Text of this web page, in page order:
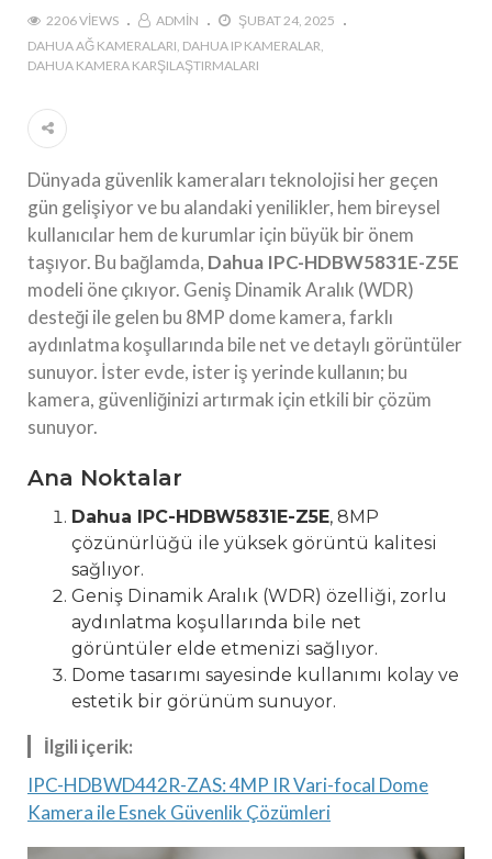
2206 VIEWS ADMIN
ŞUBAT 24, 2025
DAHUA AĞ KAMERALARI DAHUA IP KAMERALAR
DAHUA KAMERA KARŞILAŞTIRMALARI
Dünyada güvenlik kameraları teknolojisi her geçen
gün gelişiyor ve bu alandaki yenilikler, hem bireysel
kullanıcılar hem de kurumlar için büyük bir önem
taşıyor. Bu bağlamda, Dahua IPC-HDBW5831E-Z5E
modeli öne çıkıyor. Geniş Dinamik Aralık (WDR)
desteği ile gelen bu 8MP dome kamera, farklı
aydınlatma koşullarında bile net ve detaylı görüntüler
sunuyor. İster evde, ister iş yerinde kullanın; bu
kamera, güvenliğinizi artırmak için etkili bir çözüm
sunuyor.
Ana Noktalar
Dahua IPC-HDBW5831E-Z5E, 8MP
çözünürlüğü ile yüksek görüntü kalitesi
sağlıyor.
Geniş Dinamik Aralık (WDR) özelliği, zorlu
aydınlatma koşullarında bile net
görüntüler elde etmenizi sağlıyor.
Dome tasarımı sayesinde kullanımı kolay ve
estetik bir görünüm sunuyor.
İlgili içerik:
IPC-HDBWD442R-ZAS: 4MP IR Vari-focal Dome
Kamera ile Esnek Güvenlik Çözümleri